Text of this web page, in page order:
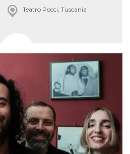
Teatro Pocci, Tuscania